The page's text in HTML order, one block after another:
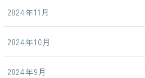
2024年11月
2024年10月
2024年9月